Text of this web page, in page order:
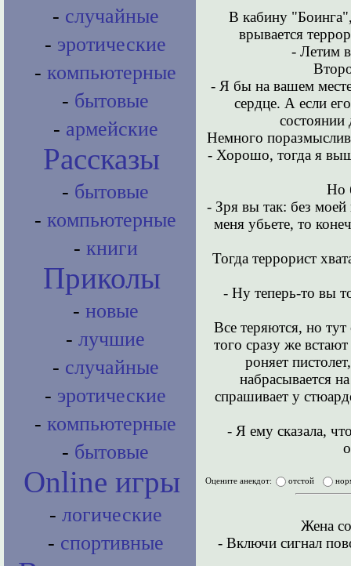
- случайные
- эротические
- компьютерные
- бытовые
- армейские
Рассказы
- бытовые
- компьютерные
- книги
Приколы
- новые
- лучшие
- случайные
- эротические
- компьютерные
- бытовые
Online игры
- логические
- спортивные
В кабину
врывается
- Летим
- Я бы на вашем месте
сердце. А если
состоянии
Немного
- Хорошо, тогда я
Но
- Зря вы так: без
меня убьете, то
Тогда террорист
- Ну теперь-то вы
Все теряются, но
того сразу же
роняет
набрасывается
спрашивает у
- Я ему сказала,
Оцените анекдот: отстой
Жена
- Включи сигнал